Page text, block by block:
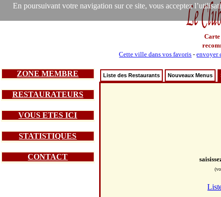
En poursuivant votre navigation sur ce site, vous acceptez
Carte
Cette ville dans vos favoris -envoyer
ZONE MEMBRE
RESTAURATEURS
VOUS ETES ICI
STATISTIQUES
CONTACT
Liste des Restaurants Nouveaux Menus